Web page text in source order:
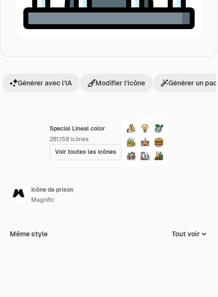
Special Lineal color
281,158 Icônes
Voir toutes les icônes
Générer avec l’IA Modifier l’icône Générer un
Icône de prison
Magnific
Même style Tout voir